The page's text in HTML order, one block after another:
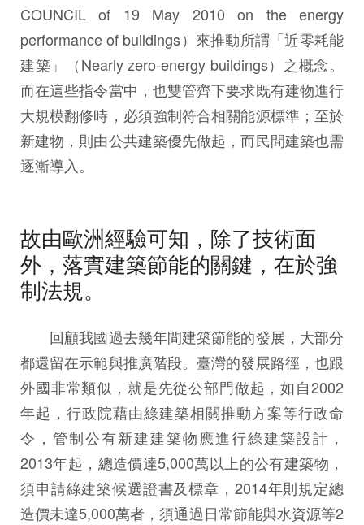
COUNCIL of 19 May 2010 on the energy
performance of buildings）來推動所謂「近零耗能
建築」（Nearly zero-energy buildings）之概念。
而在這些指令當中，也雙管齊下要求既有建物進行
大規模翻修時，必須強制符合相關能源標準；至於
新建物，則由公共建築優先做起，而民間建築也需
逐漸導入。
故由歐洲經驗可知，除了技術面
外，落實建築節能的關鍵，在於強
制法規。
回顧我國過去幾年間建築節能的發展，大部分
都還留在示範與推廣階段。臺灣的發展路徑，也跟
外國非常類似，就是先從公部門做起，如自2002
年起，行政院藉由綠建築相關推動方案等行政命
令，管制公有新建建築物應進行綠建築設計，
2013年起，總造價達5,000萬以上的公有建築物，
須申請綠建築候選證書及標章，2014年則規定總
造價未達5,000萬者，須通過日常節能與水資源等2